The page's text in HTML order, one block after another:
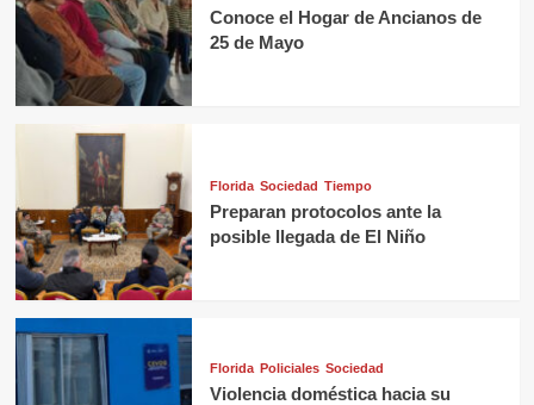
Conoce el Hogar de Ancianos de
25 de Mayo
Florida Sociedad Tiempo
Preparan protocolos ante la
posible llegada de El Niño
Florida Policiales Sociedad
Violencia doméstica hacia su